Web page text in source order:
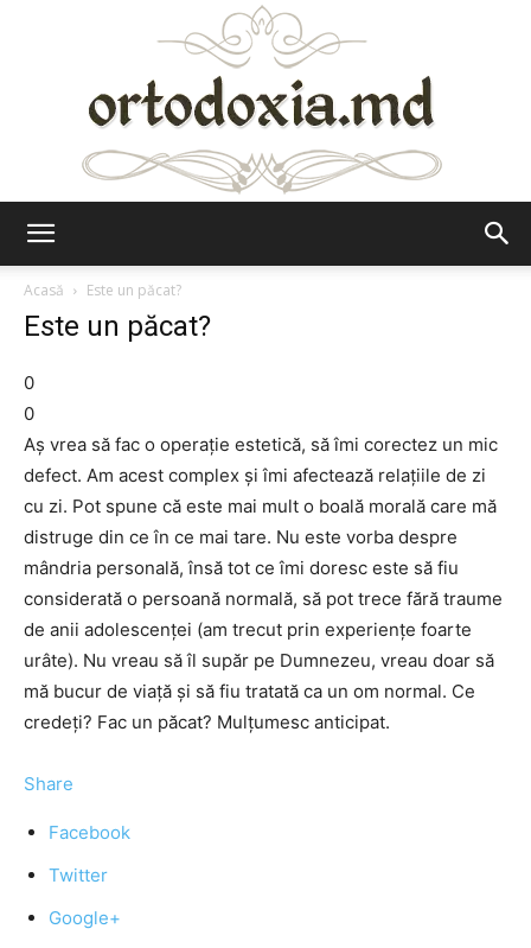
Acasă
Este un păcat?
Este un păcat?
0
0
Aș vrea să fac o operație estetică, să îmi corectez un mic
defect. Am acest complex și îmi afectează relațiile de zi
cu zi. Pot spune că este mai mult o boală morală care mă
distruge din ce în ce mai tare. Nu este vorba despre
mândria personală, însă tot ce îmi doresc este să fiu
considerată o persoană normală, să pot trece fără traume
de anii adolescenței (am trecut prin experiențe foarte
urâte). Nu vreau să îl supăr pe Dumnezeu, vreau doar să
mă bucur de viață și să fiu tratată ca un om normal. Ce
credeți? Fac un păcat? Mulțumesc anticipat.
Share
Facebook
Twitter
Google+